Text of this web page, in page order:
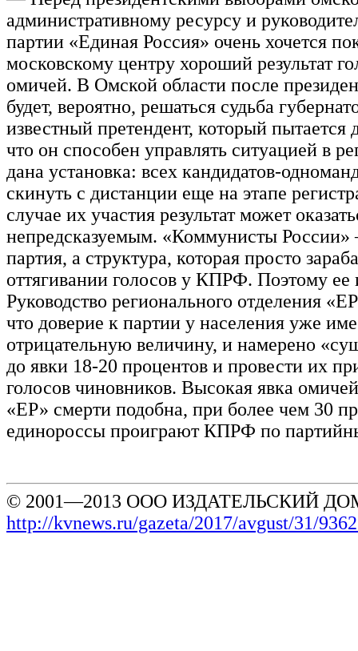
административному ресурсу и
партии «Единая Россия» очень хочется
московскому центру хороший результат
омичей. В Омской области после
будет, вероятно, решаться судьба
известный претендент, который пытается
что он способен управлять ситуацией в
дана установка: всех кандидатов-
скинуть с дистанции еще на этапе
случае их участия результат может
непредсказуемым. «Коммунисты
партия, а структура, которая просто
оттягивании голосов у КПРФ. Поэтому ее
Руководство регионального отделения
что доверие к партии у населения уже
отрицательную величину, и намерено
до явки 18-20 процентов и провести их
голосов чиновников. Высокая явка
«ЕР» смерти подобна, при более чем 30
единороссы проиграют КПРФ по
© 2001—2013 ООО ИЗДАТЕЛЬСКИЙ
http://kvnews.ru/gazeta/2017/avgust/31/